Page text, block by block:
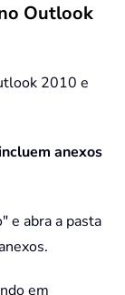
Outlook
2010 e
anexos
e abra a pasta
em